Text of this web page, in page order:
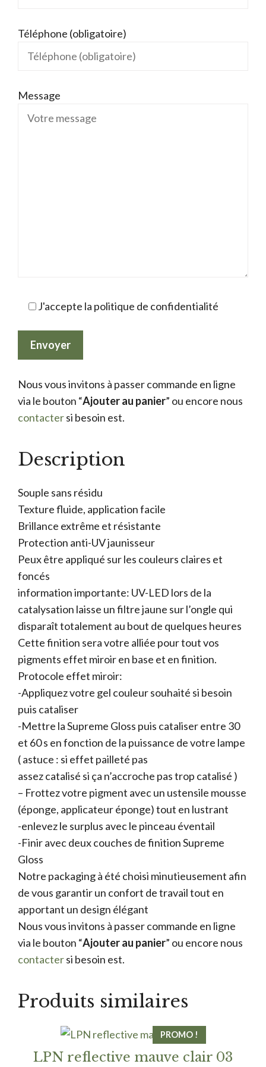
Téléphone (obligatoire)
Message
J'accepte la politique de confidentialité
Nous vous invitons à passer commande en ligne
via le bouton “Ajouter au panier” ou encore nous
contactersi besoin est.
Description
Souple sans résidu
Texture fluide, application facile
Brillance extrême et résistante
Protection anti-UV jaunisseur
Peux être appliqué sur les couleurs claires et
foncés
information importante: UV-LED lors de la
catalysation laisse un filtre jaune sur l’ongle qui
disparaît totalement au bout de quelques heures
Cette finition sera votre alliée pour tout vos
pigments effet miroir en base et en finition.
Protocole effet miroir:
-Appliquez votre gel couleur souhaité si besoin
puis cataliser
-Mettre la Supreme Gloss puis cataliser entre 30
et 60 s en fonction de la puissance de votre lampe
( astuce : si effet pailleté pas
assez catalisé si ça n’accroche pas trop catalisé )
– Frottez votre pigment avec un ustensile mousse
(éponge, applicateur éponge) tout en lustrant
-enlevez le surplus avec le pinceau éventail
-Finir avec deux couches de finition Supreme
Gloss
Notre packaging à été choisi minutieusement afin
de vous garantir un confort de travail tout en
apportant un design élégant
Nous vous invitons à passer commande en ligne
via le bouton “Ajouter au panier” ou encore nous
contactersi besoin est.
Produits similaires
PROMO !
LPN reflective mauve clair 03